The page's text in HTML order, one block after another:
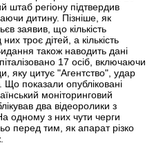
штаб регіону підтвердив
дитину. Пізніше, як
заявив, що кількість
троє дітей, а кількість
також наводить дані
17 осіб, включаючи
яку цитує "Агентство", удар
Що показали опубліковані
моніторинговий
два відеоролики з
одному з них чути черги
перед тим, як апарат різко